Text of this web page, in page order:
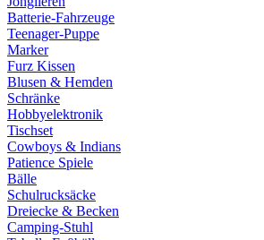
Batterie-Fahrzeuge
Teenager-Puppe
Marker
Furz Kissen
Blusen & Hemden
Schränke
Hobbyelektronik
Tischset
Cowboys & Indians
Patience Spiele
Bälle
Schulrucksäcke
Dreiecke & Becken
Camping-Stuhl